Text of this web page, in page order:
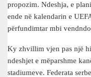
propozim. Ndeshja, e
ende në kalendarin e
përfundimtar mbi
Ky zhvillim vjen pas një
ndeshjet e mëparshme
stadiumeve. Federata